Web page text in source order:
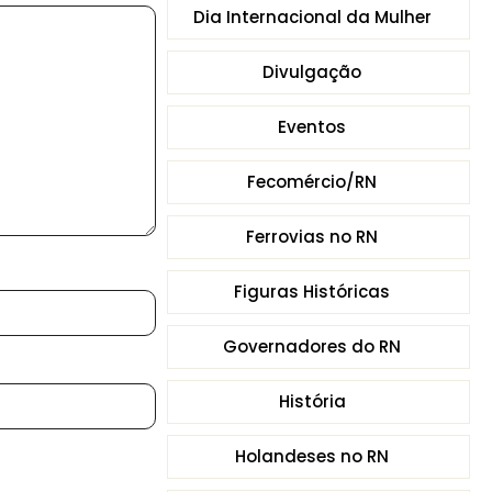
Dia Internacional da Mulher
Divulgação
Eventos
Fecomércio/RN
Ferrovias no RN
Figuras Históricas
Governadores do RN
História
Holandeses no RN